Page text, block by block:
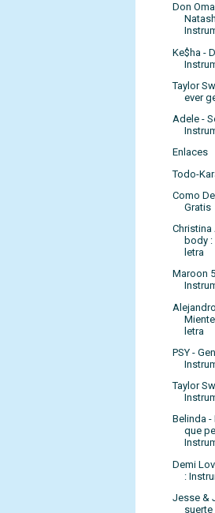
Don
Ke$ha -
Taylor
ever
Adele -
Enlaces
Todo-
Como
Gratis
Christina
body
letra
Maroon
letra
PSY -
Taylor
Belinda -
que
Demi
:
Jesse &
suerte